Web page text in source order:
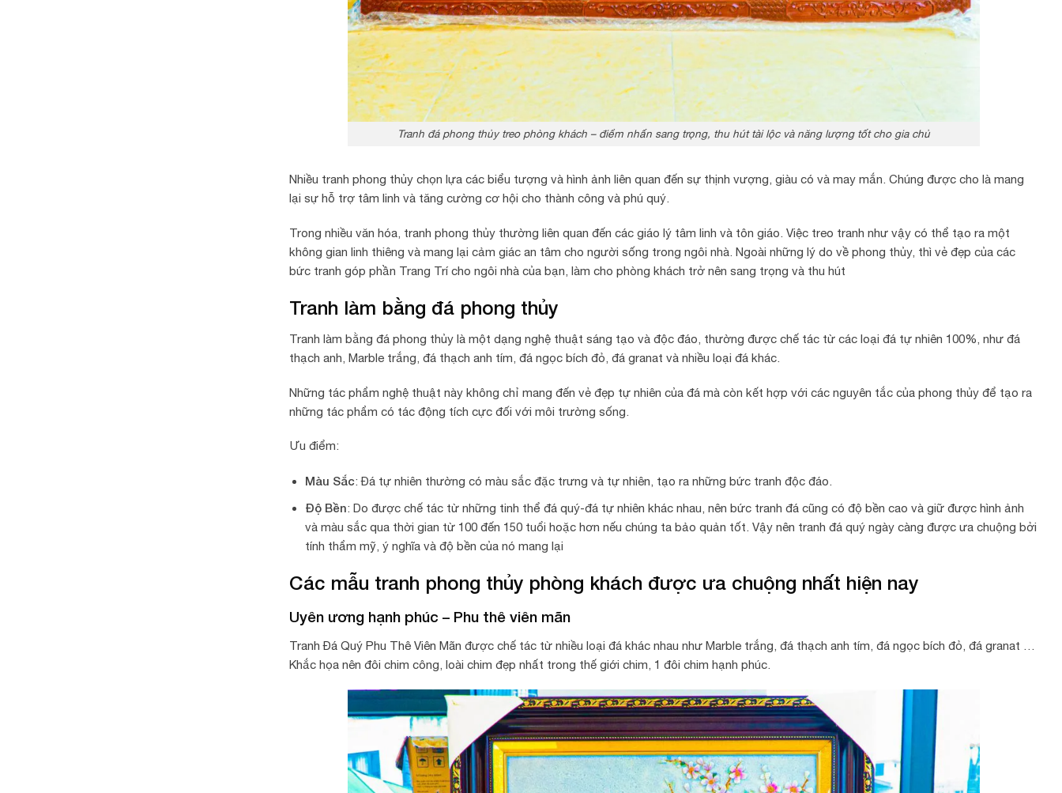
Tranh đá phong thủy treo phòng khách – điểm nhấn sang trọng, thu hút tài lộc và năng lượng tốt cho gia chủ
Nhiều tranh phong thủy chọn lựa các biểu tượng và hình ảnh liên quan đến sự thịnh vượng, giàu có và may mắn. Chúng được cho là mang
lại sự hỗ trợ tâm linh và tăng cường cơ hội cho thành công và phú quý.
Trong nhiều văn hóa, tranh phong thủy thường liên quan đến các giáo lý tâm linh và tôn giáo. Việc treo tranh như vậy có thể tạo ra một
không gian linh thiêng và mang lại cảm giác an tâm cho người sống trong ngôi nhà. Ngoài những lý do về phong thủy, thì vẻ đẹp của các
bức tranh góp phần Trang Trí cho ngôi nhà của bạn, làm cho phòng khách trở nên sang trọng và thu hút
Tranh làm bằng đá phong thủy
Tranh làm bằng đá phong thủy là một dạng nghệ thuật sáng tạo và độc đáo, thường được chế tác từ các loại đá tự nhiên 100%, như đá
thạch anh, Marble trắng, đá thạch anh tím, đá ngọc bích đỏ, đá granat và nhiều loại đá khác.
Những tác phẩm nghệ thuật này không chỉ mang đến vẻ đẹp tự nhiên của đá mà còn kết hợp với các nguyên tắc của phong thủy để tạo ra
những tác phẩm có tác động tích cực đối với môi trường sống.
Ưu điểm:
Màu Sắc: Đá tự nhiên thường có màu sắc đặc trưng và tự nhiên, tạo ra những bức tranh độc đáo.
Độ Bền: Do được chế tác từ những tinh thể đá quý-đá tự nhiên khác nhau, nên bức tranh đá cũng có độ bền cao và giữ được hình ảnh
và màu sắc qua thời gian từ 100 đến 150 tuổi hoặc hơn nếu chúng ta bảo quản tốt. Vậy nên tranh đá quý ngày càng được ưa chuộng bởi
tính thẩm mỹ, ý nghĩa và độ bền của nó mang lại
Các mẫu tranh phong thủy phòng khách được ưa chuộng nhất hiện nay
Uyên ương hạnh phúc – Phu thê viên mãn
Tranh Đá Quý Phu Thê Viên Mãn được chế tác từ nhiều loại đá khác nhau như Marble trắng, đá thạch anh tím, đá ngọc bích đỏ, đá granat …
Khắc họa nên đôi chim công, loài chim đẹp nhất trong thế giới chim, 1 đôi chim hạnh phúc.